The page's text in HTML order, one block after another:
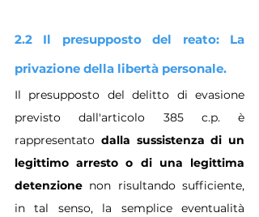
2.2 Il presupposto del reato: La
privazione della libertà personale.
Il presupposto del delitto di evasione
previsto dall'articolo 385 c.p. è
rappresentato dalla sussistenza di un
legittimo arresto o di una legittima
detenzione non risultando sufficiente,
in tal senso, la semplice eventualità